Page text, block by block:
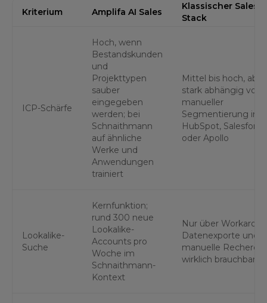
Kriterium Amplifa AI Sales
Klassischer Sales-
Stack
ICP-Schärfe
Hoch, wenn
Bestandskunden
und
Projekttypen
sauber
eingegeben
werden; bei
Schnaithmann
auf ähnliche
Werke und
Anwendungen
trainiert
Mittel bis hoch, aber
stark abhängig von
manueller
Segmentierung in
HubSpot, Salesforce
oder Apollo
Lookalike-
Suche
Kernfunktion;
rund 300 neue
Lookalike-
Accounts pro
Woche im
Schnaithmann-
Kontext
Nur über
Datenexporte und
manuelle
wirklich brauchbar